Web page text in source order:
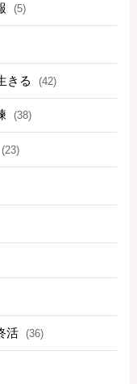
(5)
きる (42)
(38)
(23)
活 (36)